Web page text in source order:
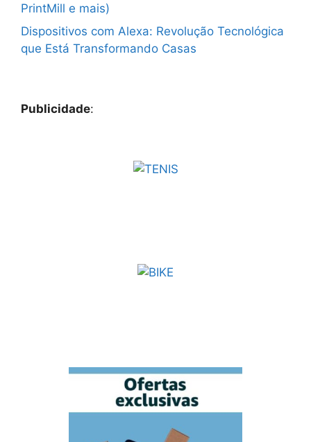
PrintMill e mais)
Dispositivos com Alexa: Revolução Tecnológica
que Está Transformando Casas
Publicidade: